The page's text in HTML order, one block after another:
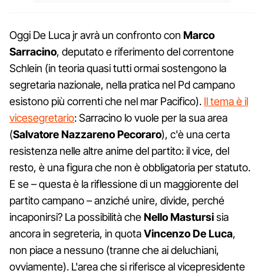
Oggi De Luca jr avrà un confronto con Marco
Sarracino, deputato e riferimento del correntone
Schlein (in teoria quasi tutti ormai sostengono la
segretaria nazionale, nella pratica nel Pd campano
esistono più correnti che nel mar Pacifico). Il tema è il
vicesegretario: Sarracino lo vuole per la sua area
(Salvatore Nazzareno Pecoraro), c'è una certa
resistenza nelle altre anime del partito: il vice, del
resto, è una figura che non è obbligatoria per statuto.
E se – questa è la riflessione di un maggiorente del
partito campano – anziché unire, divide, perché
incaponirsi? La possibilità cheNello Mastursisia
ancora in segreteria, in quotaVincenzo De Luca,
non piace a nessuno (tranne che ai deluchiani,
ovviamente). L'area che si riferisce al vicepresidente